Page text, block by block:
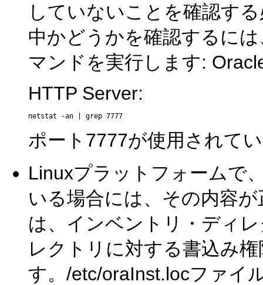
していないことを確認す
中かどうかを確認するに
マンドを実行します:
HTTP Server:
ポート7777が使用されて
Linuxプラットフォームで
いる場合には、その内容
は、インベントリ・ディ
レクトリに対する書込み
す。/etc/oraInst.locファイ